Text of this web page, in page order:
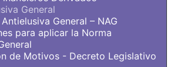
General
General – NAG
para aplicar la Norma
de Motivos - Decreto Legislativo